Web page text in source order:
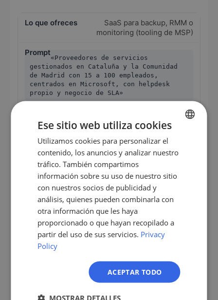
SaaS para backup, RMM o
monitoring (tooling de MSP)
«Proveedores de servicios
gestionados en Cataluña y la Comunidad
de Madrid con 15 a 100 empleados,
centrados en Microsoft, con helpdesk
propio y negocio de SLA»
Gerentes y operations leads de MSPs con
necesidad recurrente de tooling
Herramientas de migración a la
nube o software FinOps
«Proveedores de servicios IT en el
sur de España con foco en migración a la
nube en AWS o Azure, a partir de 20
empleados, con clientes medianos
demostrables»
Arquitectos de nube, CTOs y partnership
Software de compliance NIS2 o
GERMAN
EN
ES
NL
Ese sitio web utiliza cookies
Utilizamos cookies para personalizar el
contenido, los anuncios y analizar nuestro
tráfico. También compartimos
información sobre su uso de nuestro sitio
con nuestros socios de publicidad y
análisis, quienes pueden combinarla con
otra información que les haya
proporcionado o que hayan recopilado a
partir del uso de sus servicios. Privacy
Policy
ACEPTAR TODO
MOSTRAR DETALLES